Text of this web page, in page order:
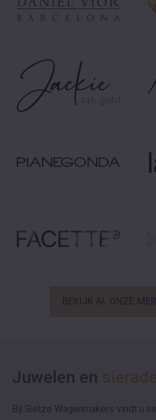
Juwelen en
Bij Sietze Wagenmakers vindt u